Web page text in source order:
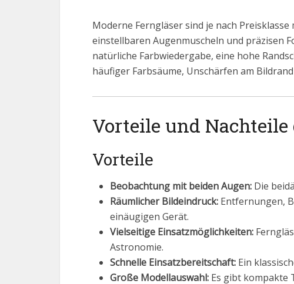
Moderne Ferngläser sind je nach
einstellbaren Augenmuscheln und präzisen
natürliche Farbwiedergabe, eine hohe
häufiger Farbsäume, Unschärfen am
Vorteile und Nachteile
Vorteile
Beobachtung mit beiden Augen: Die
Räumlicher Bildeindruck: Entfernungen,
einäugigen Gerät.
Vielseitige Einsatzmöglichkeiten:
Astronomie.
Schnelle Einsatzbereitschaft: Ein
Große Modellauswahl: Es gibt kompakte